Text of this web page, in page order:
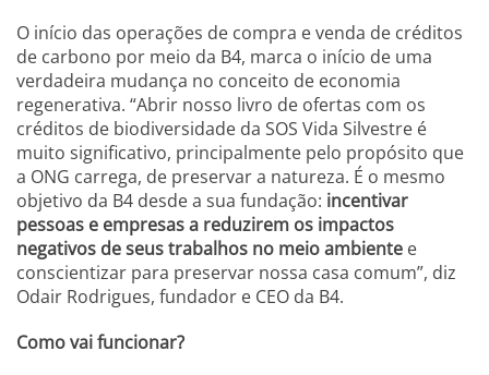
O início das operações de compra e venda de créditos
de carbono por meio da B4, marca o início de uma
verdadeira mudança no conceito de economia
regenerativa. “Abrir nosso livro de ofertas com os
créditos de biodiversidade da SOS Vida Silvestre é
muito significativo, principalmente pelo propósito que
a ONG carrega, de preservar a natureza. É o mesmo
objetivo da B4 desde a sua fundação: incentivar
pessoas e empresas a reduzirem os impactos
negativos de seus trabalhos no meio ambiente e
conscientizar para preservar nossa casa comum”, diz
Odair Rodrigues, fundador e CEO da B4.
Como vai funcionar?